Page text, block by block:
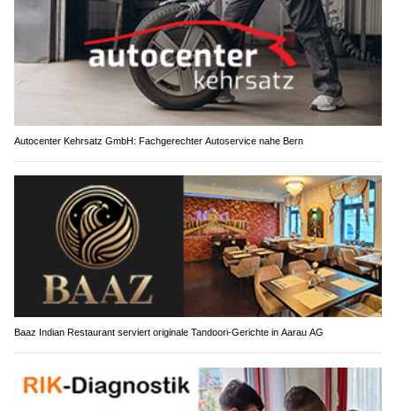
Autocenter Kehrsatz GmbH: Fachgerechter Autoservice nahe Bern
Baaz Indian Restaurant serviert originale Tandoori-Gerichte in Aarau AG